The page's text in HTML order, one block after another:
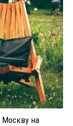
Москву на